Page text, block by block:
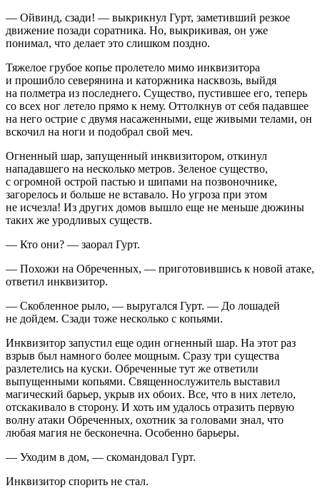
— Ойвинд, сзади! — выкрикнул Гурт, заметивший резкое
движение позади соратника. Но, выкрикивая, он уже
понимал, что делает это слишком поздно.
Тяжелое грубое копье пролетело мимо инквизитора
и прошибло северянина и каторжника насквозь, выйдя
на полметра из последнего. Существо, пустившее его, теперь
со всех ног летело прямо к нему. Оттолкнув от себя падавшее
на него острие с двумя насаженными, еще живыми телами, он
вскочил на ноги и подобрал свой меч.
Огненный шар, запущенный инквизитором, откинул
нападавшего на несколько метров. Зеленое существо,
с огромной острой пастью и шипами на позвоночнике,
загорелось и больше не вставало. Но угроза при этом
не исчезла! Из других домов вышло еще не меньше дюжины
таких же уродливых существ.
— Кто они? — заорал Гурт.
— Похожи на Обреченных, — приготовившись к новой атаке,
ответил инквизитор.
— Скобленное рыло, — выругался Гурт. — До лошадей
не дойдем. Сзади тоже несколько с копьями.
Инквизитор запустил еще один огненный шар. На этот раз
взрыв был намного более мощным. Сразу три существа
разлетелись на куски. Обреченные тут же ответили
выпущенными копьями. Священнослужитель выставил
магический барьер, укрыв их обоих. Все, что в них летело,
отскакивало в сторону. И хоть им удалось отразить первую
волну атаки Обреченных, охотник за головами знал, что
любая магия не бесконечна. Особенно барьеры.
— Уходим в дом, — скомандовал Гурт.
Инквизитор спорить не стал.